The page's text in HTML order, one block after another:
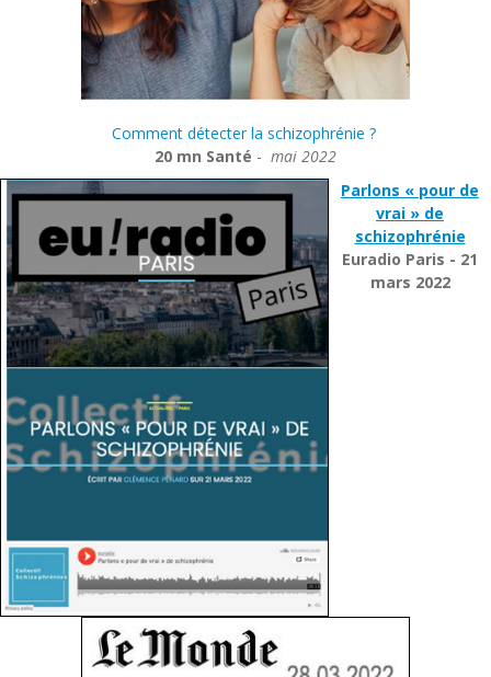
Comment détecter la schizophrénie ?
20 mn Santé - mai 2022
Parlons « pour de
vrai » de
schizophrénie
Euradio Paris - 21
mars 2022